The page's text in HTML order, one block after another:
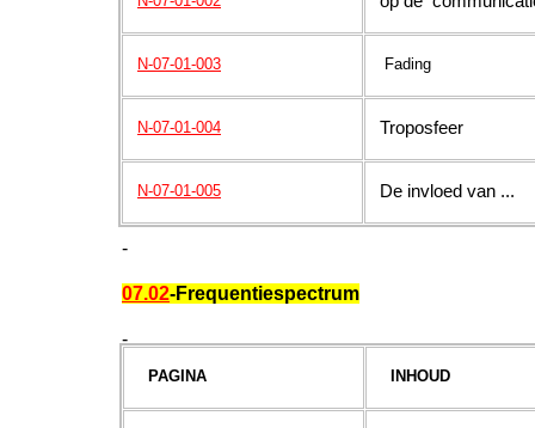
N-07-01-003 Fading
N-07-01-004 Troposfeer
N-07-01-005 De invloed van ...
-
07.02-Frequentiespectrum
-
PAGINA INHOUD